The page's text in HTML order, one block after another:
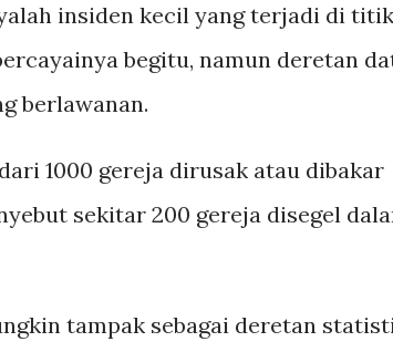
insiden kecil yang terjadi di
begitu, namun deretan
berlawanan.
1000 gereja dirusak atau dibakar
sekitar 200 gereja disegel
tampak sebagai deretan